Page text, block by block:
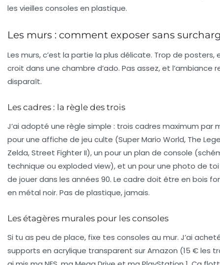
les vieilles consoles en plastique.
Les murs : comment exposer sans
Les murs, c’est la partie la plus délicate. Trop de posters,
croit dans une chambre d’ado. Pas assez, et l’ambiance
disparaît.
Les cadres : la règle des trois
J’ai adopté une règle simple : trois cadres maximum par
pour une affiche de jeu culte (Super Mario World, The
Zelda, Street Fighter II), un pour un plan de console
technique ou exploded view), et un pour une photo de
de jouer dans les années 90. Le cadre doit être en bois
en métal noir. Pas de plastique, jamais.
Les étagères murales pour les consoles
Si tu as peu de place, fixe tes consoles au mur. J’ai
supports en acrylique transparent sur Amazon (15 € les